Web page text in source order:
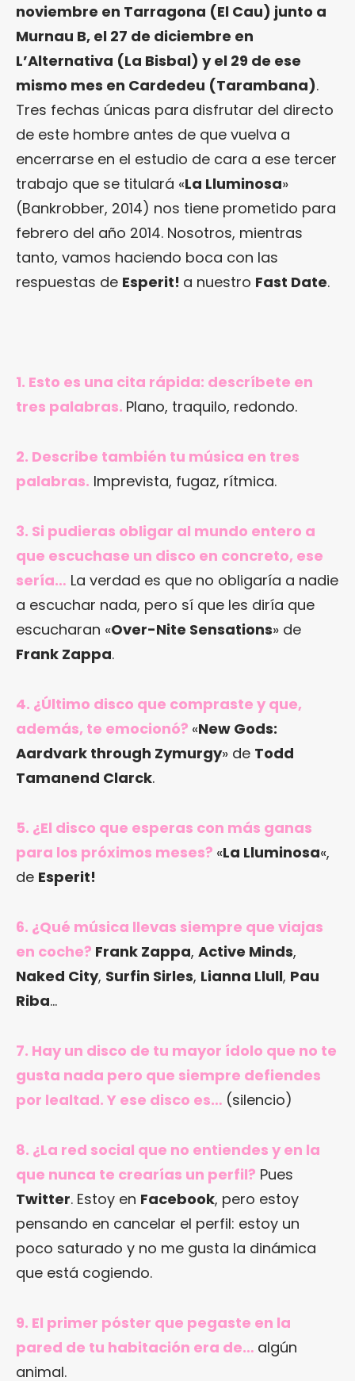
noviembre en Tarragona (El Cau) junto a
Murnau B, el 27 de diciembre en
L’Alternativa (La Bisbal) y el 29 de ese
mismo mes en Cardedeu (Tarambana).
Tres fechas únicas para disfrutar del directo
de este hombre antes de que vuelva a
encerrarse en el estudio de cara a ese tercer
trabajo que se titulará «La Lluminosa»
(Bankrobber, 2014) nos tiene prometido para
febrero del año 2014. Nosotros, mientras
tanto, vamos haciendo boca con las
respuestas de Esperit! a nuestro Fast Date.
1. Esto es una cita rápida: descríbete en
tres palabras. Plano, traquilo, redondo.
2. Describe también tu música en tres
palabras. Imprevista, fugaz, rítmica.
3. Si pudieras obligar al mundo entero a
que escuchase un disco en concreto, ese
sería… La verdad es que no obligaría a nadie
a escuchar nada, pero sí que les diría que
escucharan «Over-Nite Sensations» de
Frank Zappa.
4. ¿Último disco que compraste y que,
además, te emocionó? «New Gods:
Aardvark through Zymurgy» de Todd
Tamanend Clarck.
5. ¿El disco que esperas con más ganas
para los próximos meses? «La Lluminosa«,
de Esperit!
6. ¿Qué música llevas siempre que viajas
en coche? Frank Zappa, Active Minds,
Naked City, Surfin Sirles, Lianna Llull, Pau
Riba…
7. Hay un disco de tu mayor ídolo que no te
gusta nada pero que siempre defiendes
por lealtad. Y ese disco es… (silencio)
8. ¿La red social que no entiendes y en la
que nunca te crearías un perfil? Pues
Twitter. Estoy en Facebook, pero estoy
pensando en cancelar el perfil: estoy un
poco saturado y no me gusta la dinámica
que está cogiendo.
9. El primer póster que pegaste en la
pared de tu habitación era de… algún
animal.